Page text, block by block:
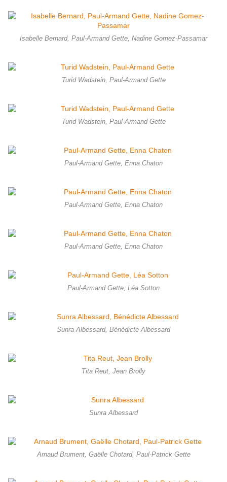
Isabelle Bernard, Paul-Armand Gette, Nadine Gomez-Passamar
Turid Wadstein, Paul-Armand Gette
Turid Wadstein, Paul-Armand Gette
Paul-Armand Gette, Enna Chaton
Paul-Armand Gette, Enna Chaton
Paul-Armand Gette, Enna Chaton
Paul-Armand Gette, Léa Sotton
Sunra Albessard, Bénédicte Albessard
Tita Reut, Jean Brolly
Sunra Albessard
Arnaud Brument, Gaëlle Chotard, Paul-Patrick Gette